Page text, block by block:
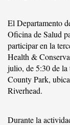
El Departamento
Oficina de Salud
participar en la
Health &
julio, de 5:30 de la
County Park,
Riverhead.
Durante la